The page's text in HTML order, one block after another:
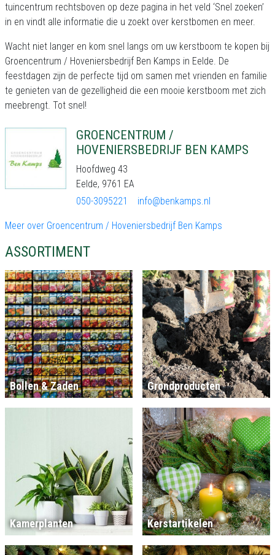
tuincentrum rechtsboven op deze pagina in het veld ‘Snel zoeken’
in en vindt alle informatie die u zoekt over kerstbomen en meer.
Wacht niet langer en kom snel langs om uw kerstboom te kopen bij
Groencentrum / Hoveniersbedrijf Ben Kamps in Eelde. De
feestdagen zijn de perfecte tijd om samen met vrienden en familie
te genieten van de gezelligheid die een mooie kerstboom met zich
meebrengt. Tot snel!
GROENCENTRUM /
HOVENIERSBEDRIJF BEN KAMPS
Hoofdweg 43
Eelde, 9761 EA
050-3095221
info@benkamps.nl
Meer over Groencentrum / Hoveniersbedrijf Ben Kamps
ASSORTIMENT
Bollen & Zaden Grondproducten
Kamerplanten Kerstartikelen